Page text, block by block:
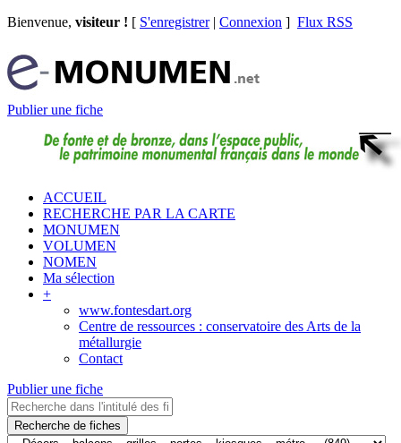
Bienvenue, visiteur ! [ S'enregistrer| Connexion ] Flux RSS
Publier une fiche
ACCUEIL
RECHERCHE PAR LA CARTE
MONUMEN
VOLUMEN
NOMEN
Ma sélection
+
www.fontesdart.org
Centre de ressources : conservatoire des Arts de la
métallurgie
Contact
Publier une fiche
Recherche de fiches